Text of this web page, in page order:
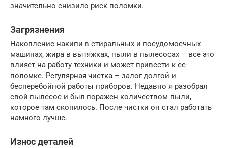
значительно снизило риск поломки.
Загрязнения
Накопление накипи в стиральных и посудомоечных
машинах, жира в вытяжках, пыли в пылесосах – все это
влияет на работу техники и может привести к ее
поломке. Регулярная чистка – залог долгой и
бесперебойной работы приборов. Недавно я разобрал
свой пылесос и был поражен количеством пыли,
которое там скопилось. После чистки он стал работать
намного лучше.
Износ деталей